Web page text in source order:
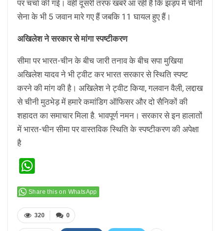
पर चर्चा की गई। वहीं दूसरी तरफ खबरें आ रही हैं कि झड़प में चीनी
सेना के भी 5 जवान मारे गए हैं जबकि 11 घायल हुए हैं।
अखिलेश ने सरकार से मांगा स्पष्टीकरण
सीमा पर भारत-चीन के बीच जारी तनाव के बीच सपा मुखिया
अखिलेश यादव ने भी ट्वीट कर भारत सरकार से स्थिति स्पष्ट
करने की मांग की है। अखिलेश ने ट्वीट किया, गलवान वैली, लद्दाख
से चीनी मुठभेड़ में हमारे कमांडिग ऑफिसर और दो सैनिकों की
शहादत का समाचार मिला है. भावपूर्ण नमन। सरकार से इन हालातों
में भारत-चीन सीमा पर वास्तविक स्थिति के स्पष्टीकरण की अपेक्षा
है
Share this on WhatsApp
0
320